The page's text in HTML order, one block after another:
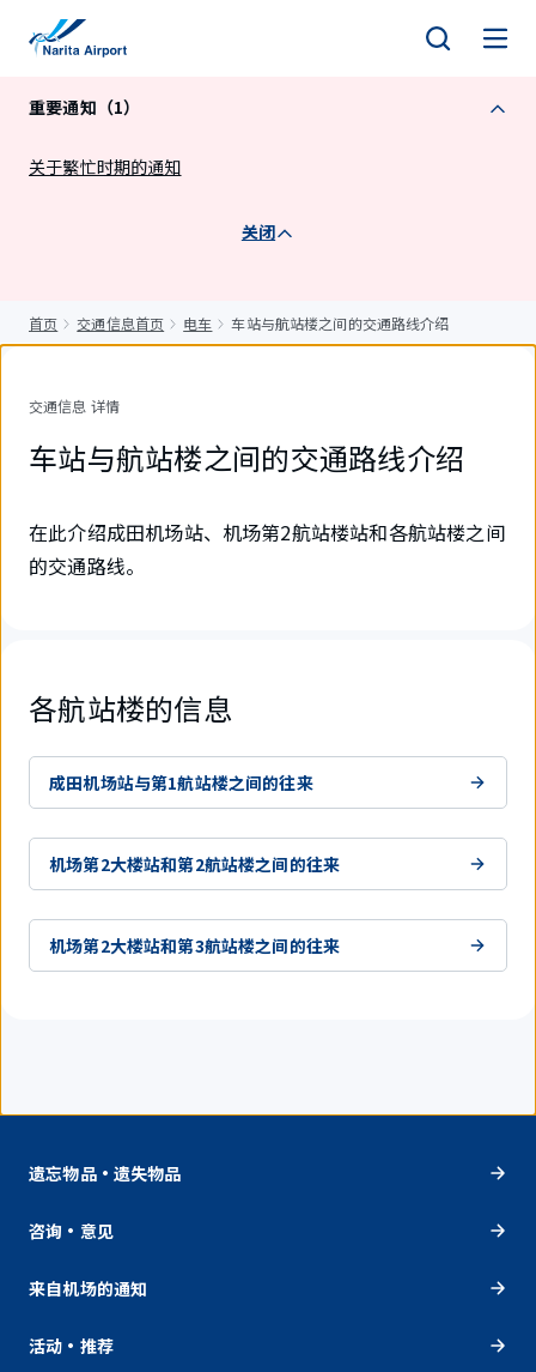
重要通知（1）
关于繁忙时期的通知
关闭
首页 交通信息首页 电车 车站与航站楼之间的交通路线介绍
交通信息 详情
车站与航站楼之间的交通路线介绍
在此介绍成田机场站、机场第2航站楼站和各航站楼之间
的交通路线。
各航站楼的信息
成田机场站与第1航站楼之间的往来
机场第2大楼站和第2航站楼之间的往来
机场第2大楼站和第3航站楼之间的往来
遗忘物品・遗失物品
咨询・意见
来自机场的通知
活动・推荐